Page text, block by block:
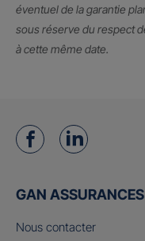
éventuel de la garantie
sous réserve du respect
à cette même date.
GAN ASSURANCES
Nous contacter